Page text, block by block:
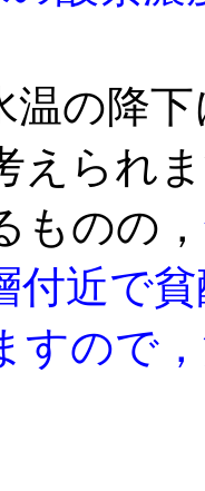
の降
えられ
ものの，
付近で
すので